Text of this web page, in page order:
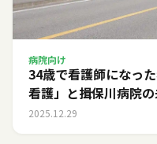
病院向け
34歳で看護師になっ
看護」と揖保川病院
2025.12.29